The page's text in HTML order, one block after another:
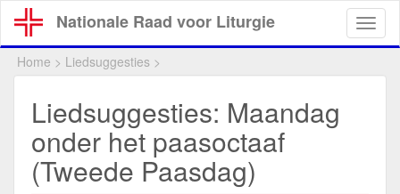
Overslaan
en
naar
Nationale Raad voor Liturgie
Home > Liedsuggesties >
Liedsuggesties: Maandag
onder het paasoctaaf
(Tweede Paasdag)